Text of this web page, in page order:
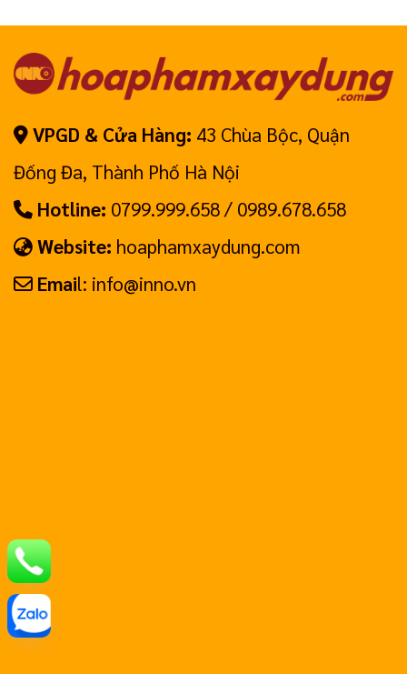
VPGD & Cửa Hàng: 43 Chùa Bộc, Quận
Đống Đa, Thành Phố Hà Nội
Hotline: 0799.999.658 / 0989.678.658
Website: hoaphamxaydung.com
Email: info@inno.vn
Hotline: 0799.999.658
Chat Zalo